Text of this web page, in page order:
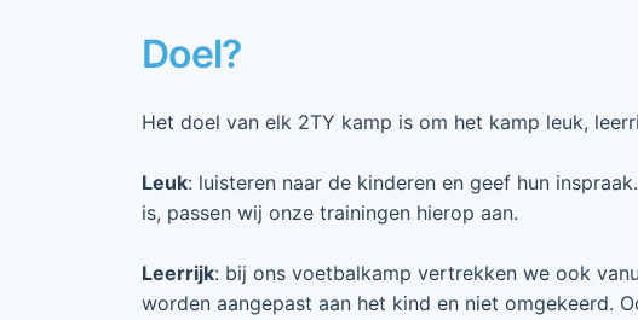
Doel?
Het doel van elk 2TY kamp is om het kamp leuk,
Leuk: luisteren naar de kinderen en geef hun
is, passen wij onze trainingen hierop aan.
Leerrijk: bij ons voetbalkamp vertrekken we ook
worden aangepast aan het kind en niet omgekeerd.